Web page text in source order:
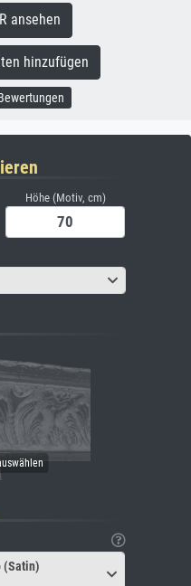
ansehen
hinzufügen
Höhe (Motiv, cm)
(Satin)